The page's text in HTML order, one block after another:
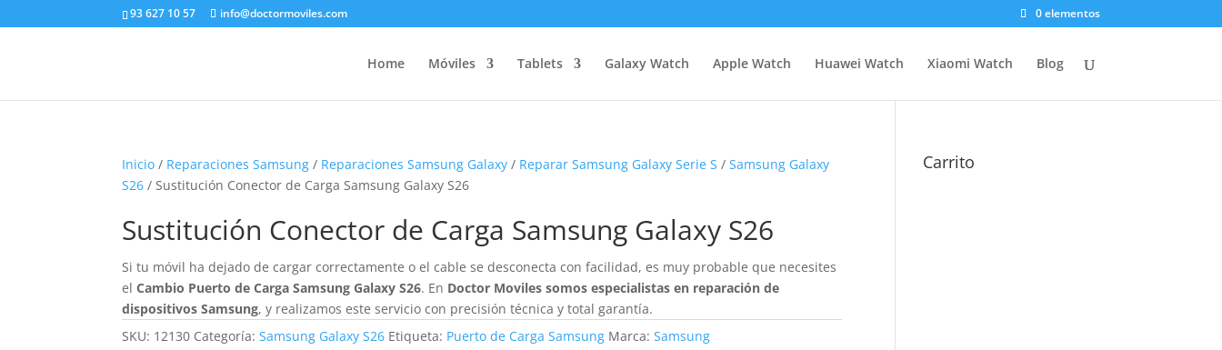
93 627 10 57 info@doctormoviles.com 0 elementos
Home Móviles Tablets Galaxy Watch Apple Watch Huawei Watch Xiaomi Watch Blog
Inicio / Reparaciones Samsung / Reparaciones Samsung Galaxy / Reparar Samsung Galaxy Serie S /Samsung Galaxy
S26 / Sustitución Conector de Carga Samsung Galaxy S26
Sustitución Conector de Carga Samsung Galaxy S26
Si tu móvil ha dejado de cargar correctamente o el cable se desconecta con facilidad, es muy probable que necesites
elCambio Puerto de Carga Samsung Galaxy S26. En Doctor Moviles somos especialistas en reparación de
dispositivos Samsung, y realizamos este servicio con precisión técnica y total garantía.
SKU: 12130 Categoría:Samsung Galaxy S26 Etiqueta: Puerto de Carga Samsung Marca:Samsung
Carrito